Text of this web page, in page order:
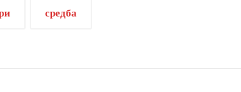
средба